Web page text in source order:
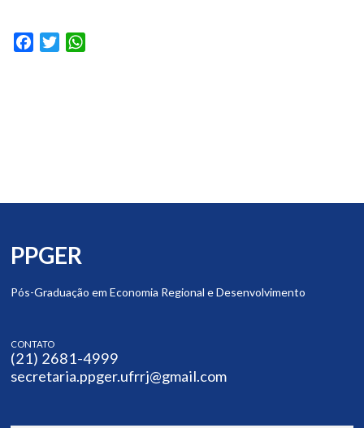
Facebook
Twitter
PPGER
Pós-Graduação em Economia Regional e Desenvolvimento
CONTATO
(21) 2681-4999
secretaria.ppger.ufrrj@gmail.com